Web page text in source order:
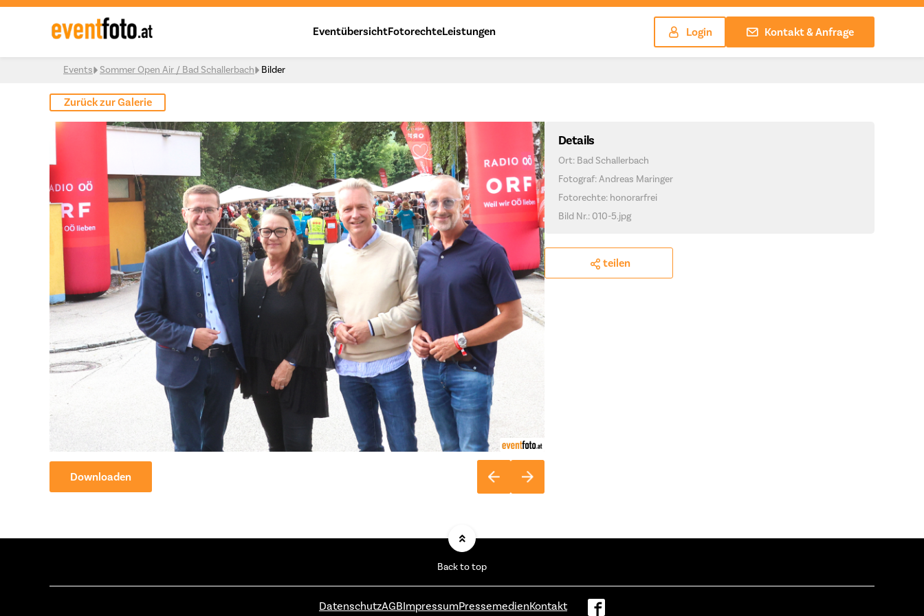
Skip to content
EventübersichtFotorechteLeistungen Login Kontakt & Anfrage
Events Sommer Open Air / Bad Schallerbach Bilder
Zurück zur Galerie
Downloaden
Details
Ort: Bad Schallerbach
Fotograf: Andreas Maringer
Fotorechte: honorarfrei
Bild Nr.: 010-5.jpg
teilen
Back to top
DatenschutzAGBImpressumPressemedienKontakt